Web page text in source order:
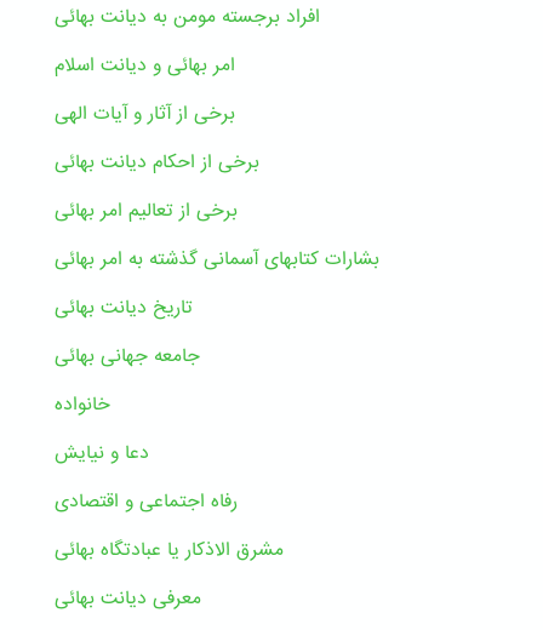
افراد برجسته مومن به دیانت بهائی
امر بهائی و دیانت اسلام
برخی از آثار و آیات الهی
برخی از احکام دیانت بهائی
برخی از تعالیم امر بهائی
بشارات کتابهای آسمانی گذشته به امر بهائی
تاریخ دیانت بهائی
جامعه جهانی بهائی
خانواده
دعا و نیایش
رفاه اجتماعی و اقتصادی
مشرق الاذکار یا عبادتگاه بهائی
معرفی دیانت بهائی